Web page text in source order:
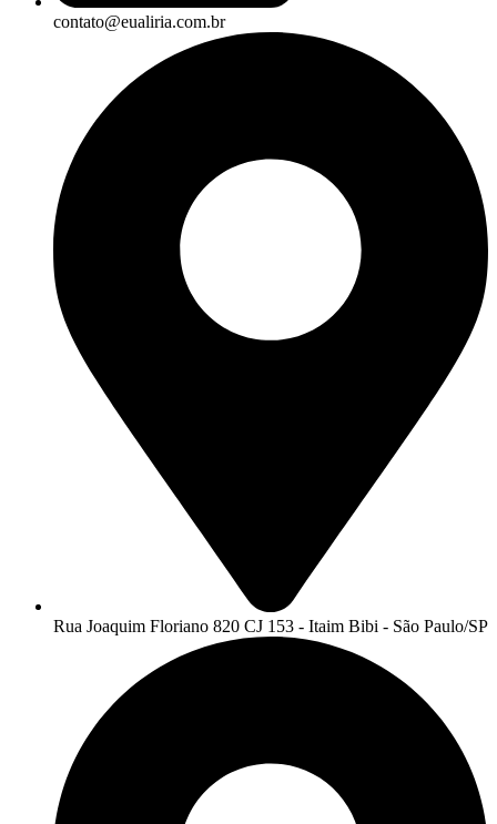
contato@eualiria.com.br
Rua Joaquim Floriano 820 CJ 153 - Itaim Bibi - São Paulo/SP